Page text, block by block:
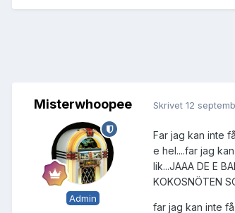
Misterwhoopee
Admin
Skrivet 12
Far jag kan inte
e hel....far jag
lik...JAAA DE E
KOKOSNÖTEN
far jag kan inte